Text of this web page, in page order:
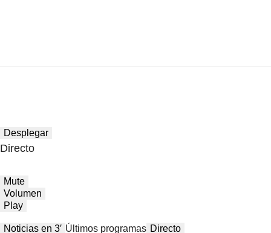
Desplegar
Directo
Mute
Volumen
Play
Noticias en 3′ Últimos programas Directo